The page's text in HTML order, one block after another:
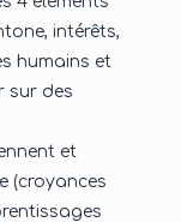
intérêts,
humains et
sur des
et
(croyances